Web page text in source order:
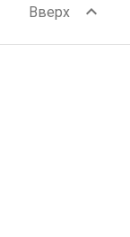
Вверх expand_less